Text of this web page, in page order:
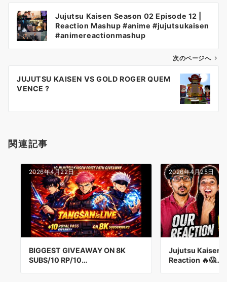
ビ
ン
Jujutsu Kaisen Season 02 Episode 12 |
Reaction Mashup #anime #jujutsukaisen
#animereactionmashup
次のページへ
JUJUTSU KAISEN VS GOLD ROGER QUEM
VENCE ?
関連記事
2026年4月22日
BIGGEST GIVEAWAY ON 8K
SUBS/10 RP/10…
2026年4月25日
Jujutsu Kaisen
Reaction 🔥😱…